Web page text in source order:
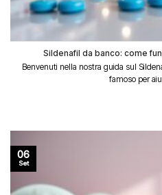
Sildenafil da banco: come
Benvenuti nella nostra guida sul
famoso per
06
Set